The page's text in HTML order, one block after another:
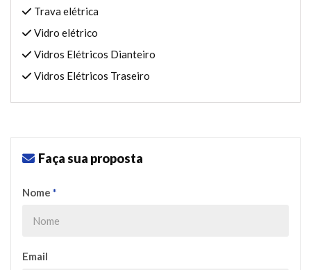
Trava elétrica
Vidro elétrico
Vidros Elétricos Dianteiro
Vidros Elétricos Traseiro
Faça sua proposta
Nome *
Email